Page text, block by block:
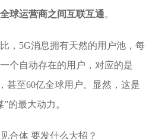
全球运营商之间互联互通。
，5G消息拥有天然的用户池，每
个自动存在的用户，对应的是
甚至60亿全球用户。显然，这是
的最大动力。